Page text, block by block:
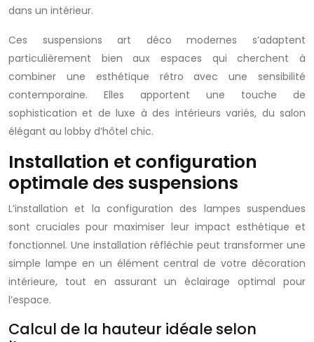
dans un intérieur.
Ces suspensions art déco modernes s’adaptent
particulièrement bien aux espaces qui cherchent à
combiner une esthétique rétro avec une sensibilité
contemporaine. Elles apportent une touche de
sophistication et de luxe à des intérieurs variés, du salon
élégant au lobby d’hôtel chic.
Installation et configuration
optimale des suspensions
L’installation et la configuration des lampes suspendues
sont cruciales pour maximiser leur impact esthétique et
fonctionnel. Une installation réfléchie peut transformer une
simple lampe en un élément central de votre décoration
intérieure, tout en assurant un éclairage optimal pour
l’espace.
Calcul de la hauteur idéale selon